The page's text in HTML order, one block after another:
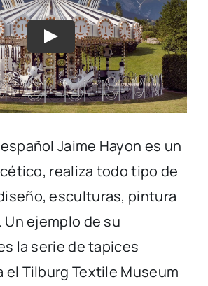
Jaime Hayon es un
realiza todo tipo de
esculturas, pintura
ejemplo de su
la serie de tapices
el Tilburg Textile Museum